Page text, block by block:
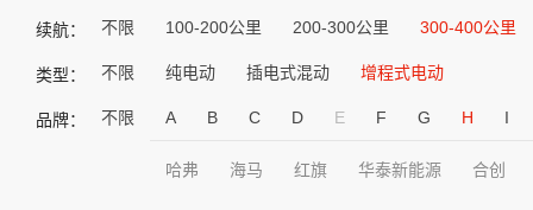
续航： 不限 100-200公里 200-300公里 300-400公里
类型： 不限 纯电动 插电式混动 增程式电动
品牌： 不限 A B C D E F G H I
哈弗 海马 红旗 华泰新能源 合创